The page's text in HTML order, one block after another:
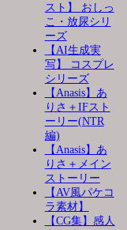
スト】 おしっ
こ・放尿シリ
ーズ
【AI生成実
写】 コスプレ
シリーズ
【Anasis】あ
りさ＋IFスト
ーリー(NTR
編)
【Anasis】あ
りさ＋メイン
ストーリー
【AV風パケコ
ラ素材】
【CG集】感人